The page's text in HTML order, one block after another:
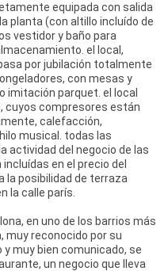
equipada con salida
planta (con altillo incluído de
vestidor y baño para
el local,
por jubilación totalmente
con mesas y
imitación parquet. el local
cuyos compresores están
calefacción,
musical. todas las
actividad del negocio de las
en el precio del
la posibilidad de terraza
la calle parís.
en uno de los barrios más
muy reconocido por su
muy bien comunicado, se
un negocio que lleva